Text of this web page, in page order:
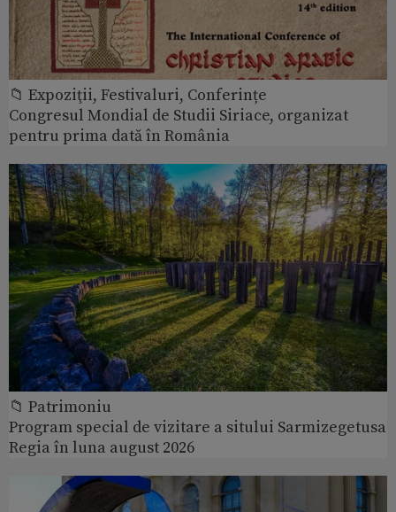
📁 Expoziţii, Festivaluri, Conferințe
Congresul Mondial de Studii Siriace, organizat
pentru prima dată în România
📁 Patrimoniu
Program special de vizitare a sitului Sarmizegetusa
Regia în luna august 2026